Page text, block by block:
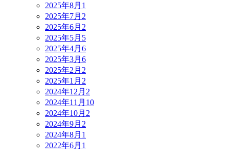
2025年8月 1
2025年7月 2
2025年6月 2
2025年5月 5
2025年4月 6
2025年3月 6
2025年2月 2
2025年1月 2
2024年12月 2
2024年11月 10
2024年10月 2
2024年9月 2
2024年8月 1
2022年6月 1